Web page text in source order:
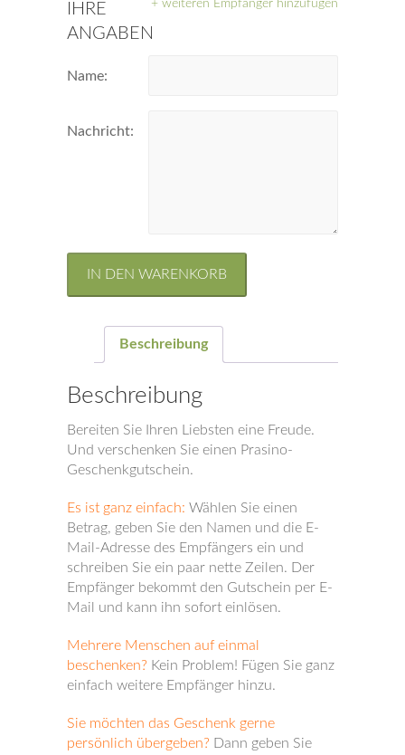
+ weiteren Empfänger hinzufügen
IHRE
ANGABEN
Name:
Nachricht:
IN DEN WARENKORB
Beschreibung
Beschreibung
Bereiten Sie Ihren Liebsten eine Freude.
Und verschenken Sie einen Prasino-
Geschenkgutschein.
Es ist ganz einfach: Wählen Sie einen
Betrag, geben Sie den Namen und die E-
Mail-Adresse des Empfängers ein und
schreiben Sie ein paar nette Zeilen. Der
Empfänger bekommt den Gutschein per E-
Mail und kann ihn sofort einlösen.
Mehrere Menschen auf einmal
beschenken? Kein Problem! Fügen Sie ganz
einfach weitere Empfänger hinzu.
Sie möchten das Geschenk gerne
persönlich übergeben? Dann geben Sie